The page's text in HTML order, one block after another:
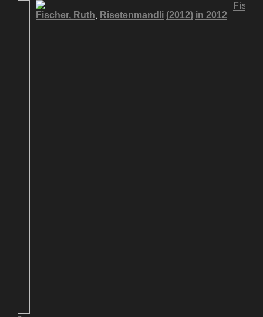
Fischer, Ruth, Risetenmandli (2012) in 2012